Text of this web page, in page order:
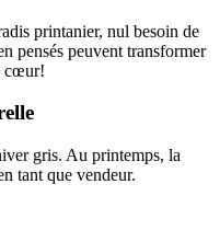
printanier, nul besoin de
pensés peuvent transformer
cœur!
gris. Au printemps, la
tant que vendeur.